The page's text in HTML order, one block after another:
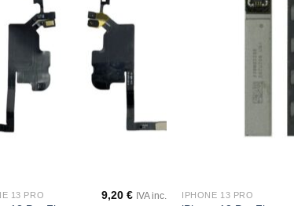
deseos
13 PRO 9,20 € IVA inc. IPHONE 13 PRO